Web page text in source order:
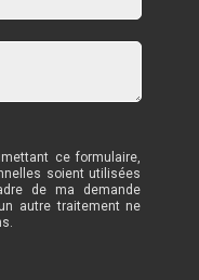
ce formulaire,
soient utilisées
de ma demande
autre traitement ne